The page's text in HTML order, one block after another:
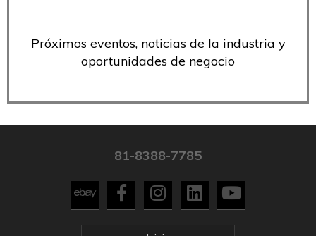
Próximos eventos, noticias de la industria y
oportunidades de negocio
81-8388-7785